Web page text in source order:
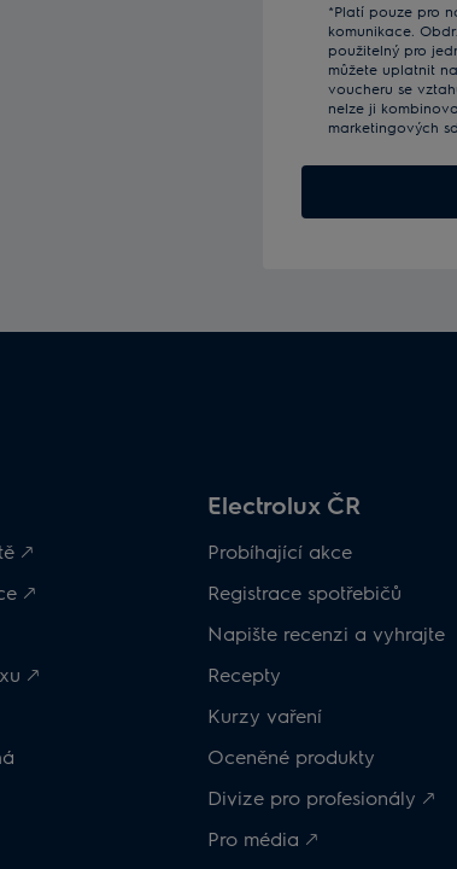
*Platí pouze pro
komunikace.
použitelný pro
můžete uplatnit
voucheru se
nelze ji
marketingových
🡕
🡕
🡕
Electrolux ČR
Probíhající akce
Registrace spotřebičů
Napište recenzi a vyhrajte
Recepty
Kurzy vaření
Oceněné produkty
Divize pro profesionály 🡕
Pro média 🡕